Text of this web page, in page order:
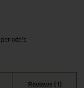
periode's
Reviews (1)